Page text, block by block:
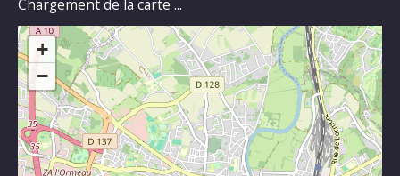
Chargement de la carte ...
+
−